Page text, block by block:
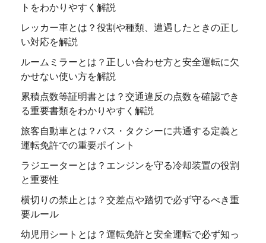
トをわかりやすく解説
レッカー車とは？役割や種類、遭遇したときの正し
い対応を解説
ルームミラーとは？正しい合わせ方と安全運転に欠
かせない使い方を解説
累積点数等証明書とは？交通違反の点数を確認でき
る重要書類をわかりやすく解説
旅客自動車とは？バス・タクシーに共通する定義と
運転免許での重要ポイント
ラジエーターとは？エンジンを守る冷却装置の役割
と重要性
横切りの禁止とは？交差点や踏切で必ず守るべき重
要ルール
幼児用シートとは？運転免許と安全運転で必ず知っ